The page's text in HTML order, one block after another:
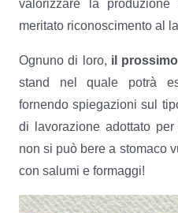
valorizzare la
meritato riconoscimento al
Ognuno di loro, il
stand nel quale potrà
fornendo spiegazioni sul
di lavorazione adottato
non si può bere a stomaco
con salumi e formaggi!